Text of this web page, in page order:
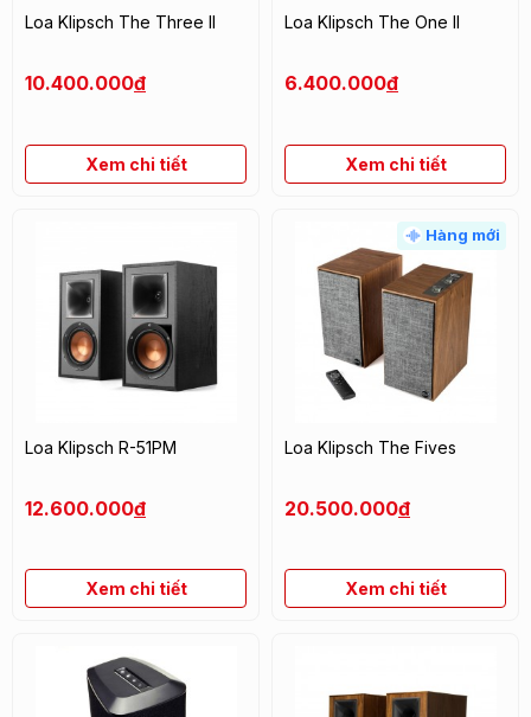
Loa Klipsch The Three II
10.400.000đ
Xem chi tiết
Loa Klipsch The One II
6.400.000đ
Xem chi tiết
Loa Klipsch R-51PM
12.600.000đ
Xem chi tiết
Hàng mới
Loa Klipsch The Fives
20.500.000đ
Xem chi tiết